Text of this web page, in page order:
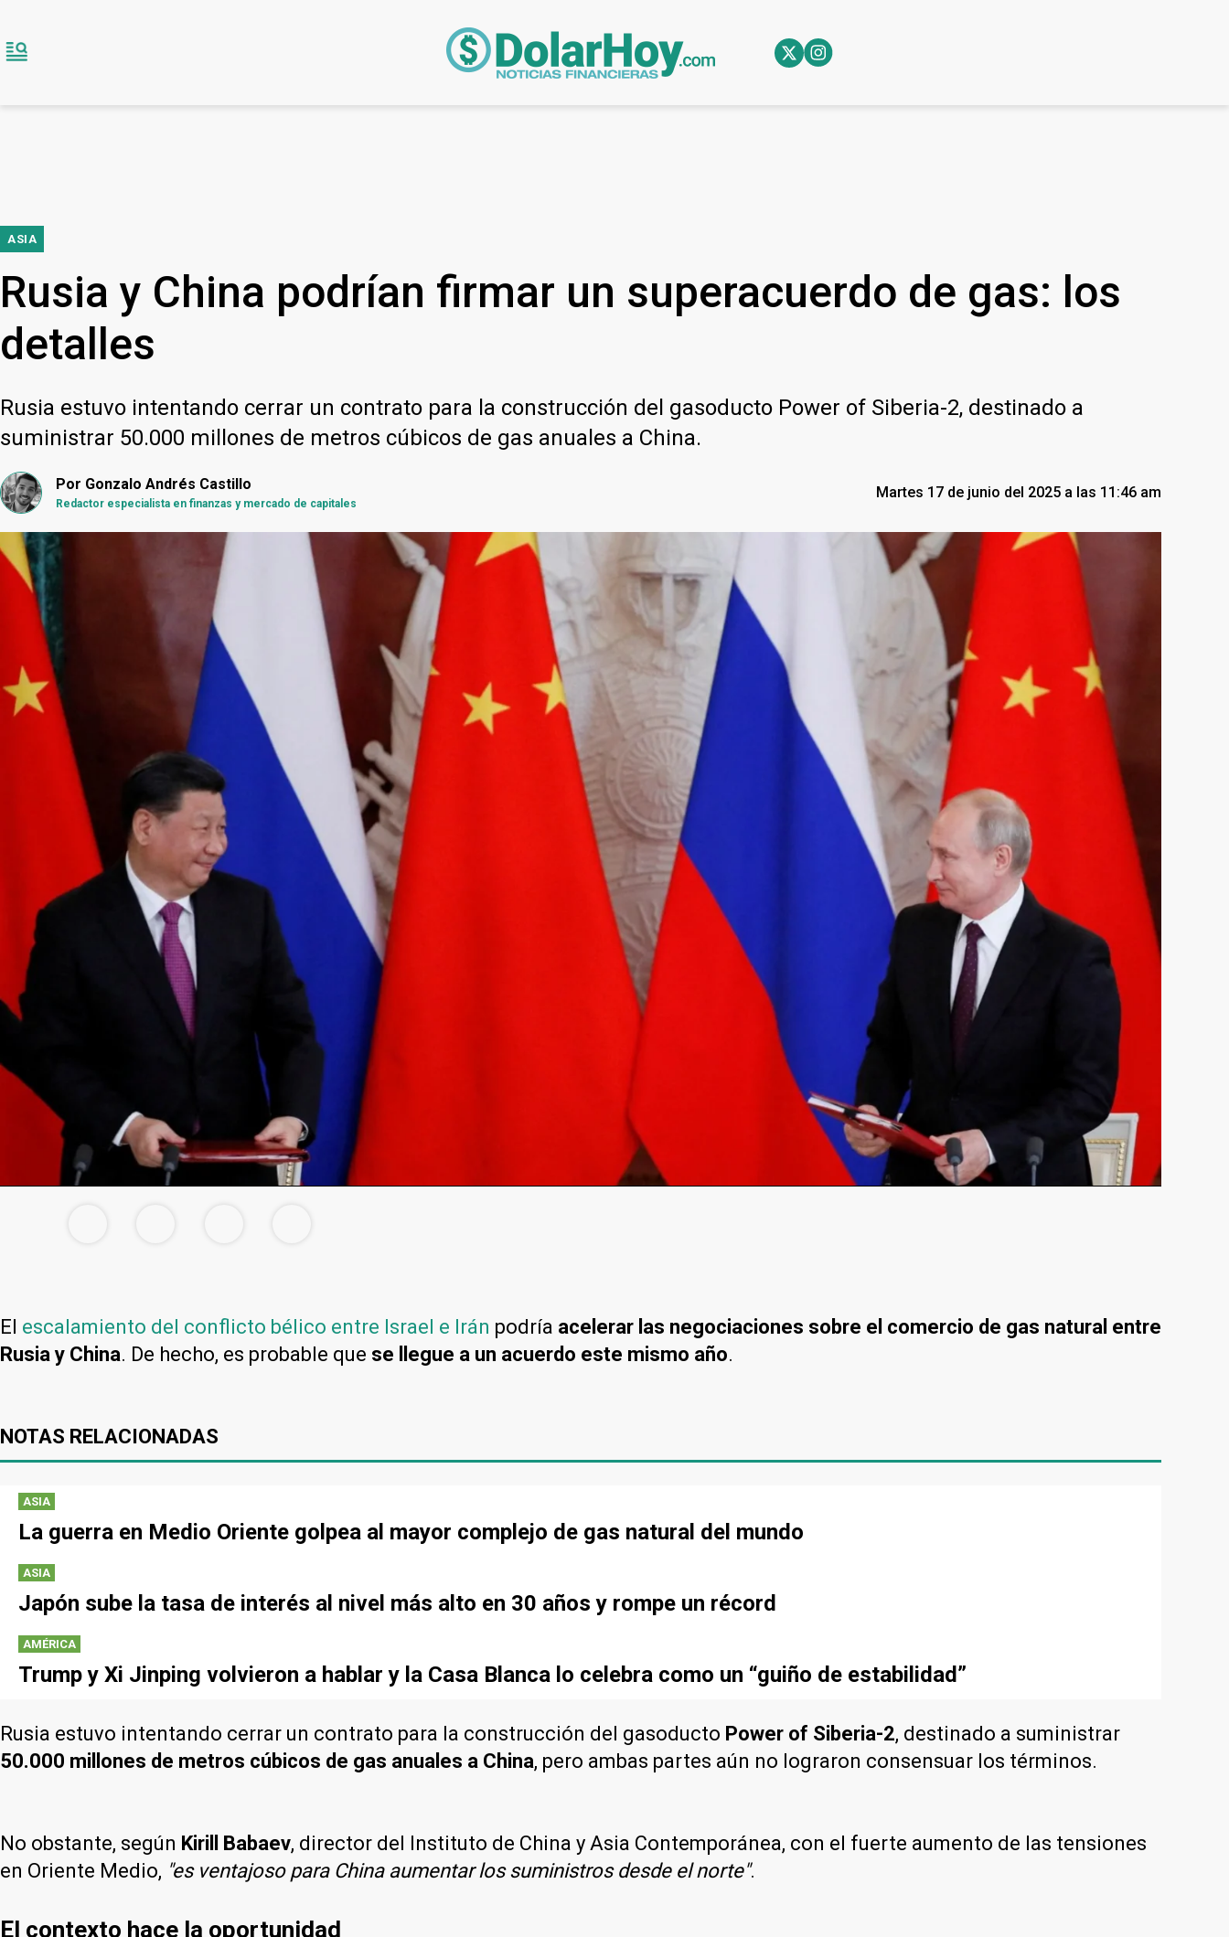
ASIA
Rusia y China podrían firmar un superacuerdo de gas: los
detalles
Rusia estuvo intentando cerrar un contrato para la construcción del gasoducto Power of Siberia-2, destinado a
suministrar 50.000 millones de metros cúbicos de gas anuales a China.
Por Gonzalo Andrés Castillo
Redactor especialista en finanzas y mercado de capitales
Martes 17 de junio del 2025 a las 11:46 am
El escalamiento del conflicto bélico entre Israel e Irán podría acelerar las negociaciones sobre el comercio de gas natural entre
Rusia y China. De hecho, es probable que se llegue a un acuerdo este mismo año.
NOTAS RELACIONADAS
ASIA
La guerra en Medio Oriente golpea al mayor complejo de gas natural del mundo
ASIA
Japón sube la tasa de interés al nivel más alto en 30 años y rompe un récord
AMÉRICA
Trump y Xi Jinping volvieron a hablar y la Casa Blanca lo celebra como un “guiño de estabilidad”
Rusia estuvo intentando cerrar un contrato para la construcción del gasoducto Power of Siberia-2, destinado a suministrar
50.000 millones de metros cúbicos de gas anuales a China, pero ambas partes aún no lograron consensuar los términos.
No obstante, según Kirill Babaev, director del Instituto de China y Asia Contemporánea, con el fuerte aumento de las tensiones
en Oriente Medio, "es ventajoso para China aumentar los suministros desde el norte".
El contexto hace la oportunidad